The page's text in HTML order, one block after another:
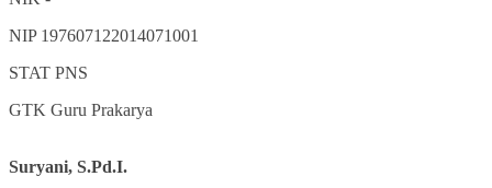
NIP 197607122014071001
STAT PNS
GTK Guru Prakarya
Suryani, S.Pd.I.